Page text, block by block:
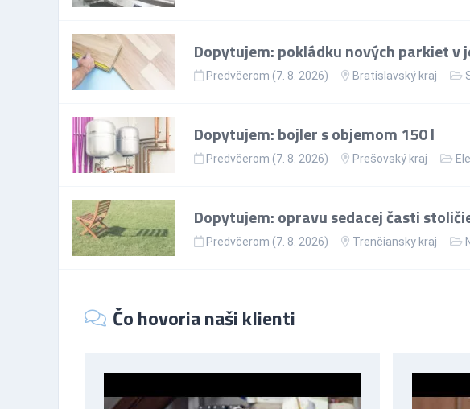
Dopytujem: pokládku nových parkiet v
Predvčerom (7. 8. 2026) Bratislavský kraj
Dopytujem: bojler s objemom 150 l
Predvčerom (7. 8. 2026) Prešovský kraj
Dopytujem: opravu sedacej časti
Predvčerom (7. 8. 2026) Trenčiansky kraj
Čo hovoria naši klienti